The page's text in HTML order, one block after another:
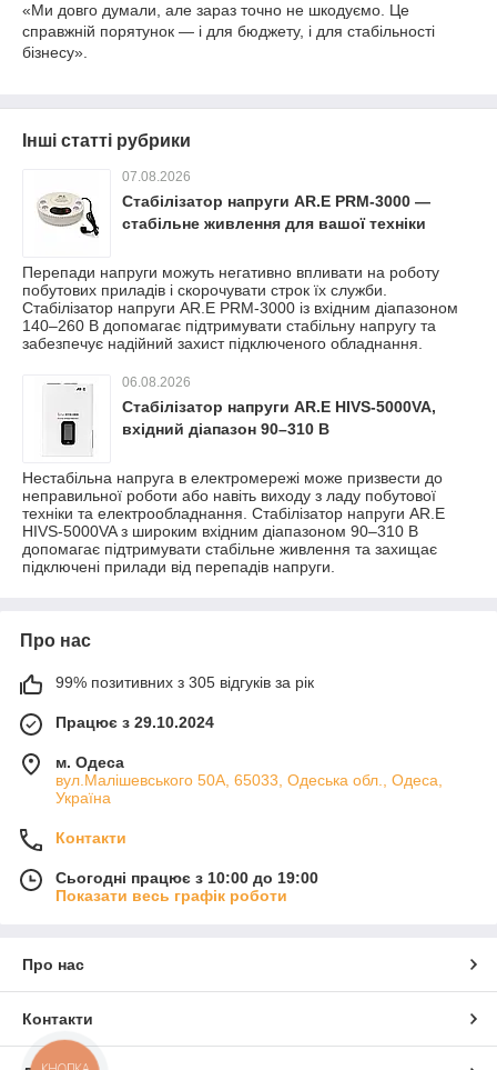
«Ми довго думали, але зараз точно не шкодуємо. Це
справжній порятунок — і для бюджету, і для стабільності
бізнесу».
Інші статті рубрики
07.08.2026
Стабілізатор напруги AR.E PRM-3000 —
стабільне живлення для вашої техніки
Перепади напруги можуть негативно впливати на роботу
побутових приладів і скорочувати строк їх служби.
Стабілізатор напруги AR.E PRM-3000 із вхідним діапазоном
140–260 В допомагає підтримувати стабільну напругу та
забезпечує надійний захист підключеного обладнання.
06.08.2026
Стабілізатор напруги AR.E HIVS-5000VA,
вхідний діапазон 90–310 В
Нестабільна напруга в електромережі може призвести до
неправильної роботи або навіть виходу з ладу побутової
техніки та електрообладнання. Стабілізатор напруги AR.E
HIVS-5000VA з широким вхідним діапазоном 90–310 В
допомагає підтримувати стабільне живлення та захищає
підключені прилади від перепадів напруги.
Про нас
99% позитивних з 305 відгуків за рік
Працює з 29.10.2024
м. Одеса
вул.Малішевського 50А, 65033, Одеська обл., Одеса,
Україна
Контакти
Сьогодні працює з 10:00 до 19:00
Показати весь графік роботи
Про нас
Контакти